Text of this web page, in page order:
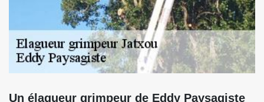
Un élagueur grimpeur de Eddy Paysagiste